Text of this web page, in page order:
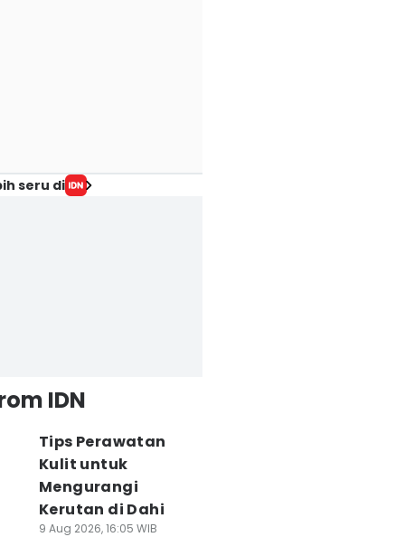
seru di
IDN
Tips Perawatan
Kulit untuk
Mengurangi
Kerutan di Dahi
9 Aug 2026, 16:05 WIB